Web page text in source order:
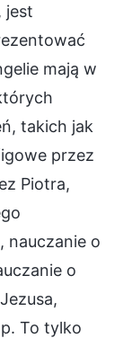
jest
mają w
takich jak
przez
Piotra,
nauczanie o
o
To tylko